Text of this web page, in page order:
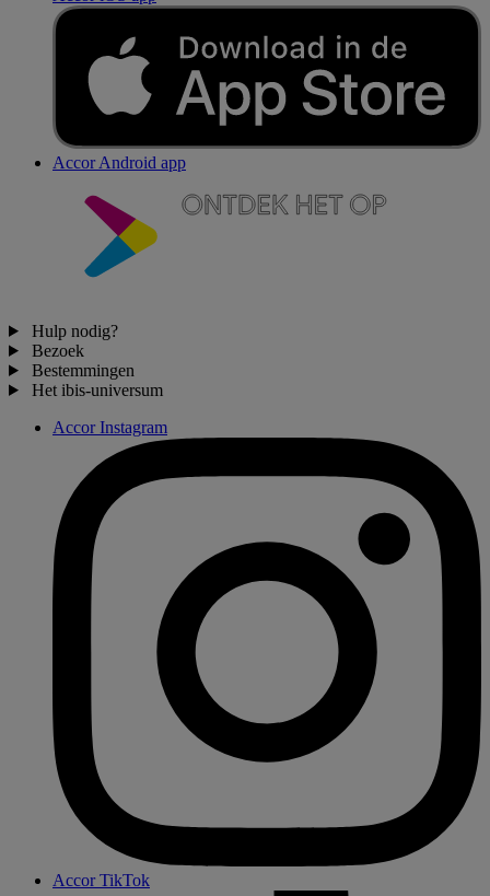
Accor Android app
Hulp nodig?
Bezoek
Bestemmingen
Het ibis-universum
Accor Instagram
Accor TikTok